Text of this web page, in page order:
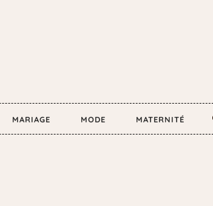
MARIAGE MODE MATERNITÉ